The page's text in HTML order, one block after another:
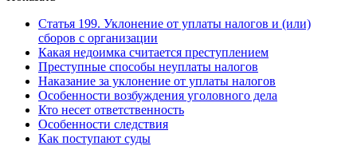
Бератор
«Практическая энциклопедия бухгалтера»
Материалы электронного журнала
«Нормативные акты для бухгалтера»
Материалы электронного журнала
«Практическая бухгалтерия»
Онлайн-сервисы «Учетная политика» и «Алгоритмы для
Статья 199. Уклонение от уплаты налогов и (или)
сборов с организации
Какая недоимка считается преступлением
Преступные способы неуплаты налогов
Наказание за уклонение от уплаты налогов
Особенности возбуждения уголовного дела
Кто несет ответственность
Особенности следствия
Как поступают суды